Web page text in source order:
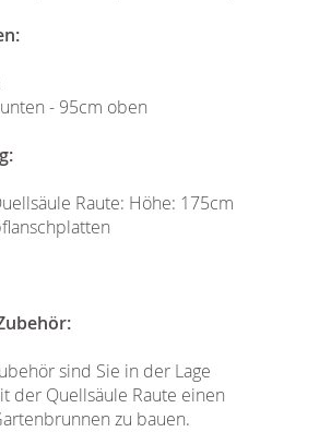
- 95cm oben
Raute: Höhe: 175cm
sind Sie in der Lage
der Quellsäule Raute einen
zu bauen.